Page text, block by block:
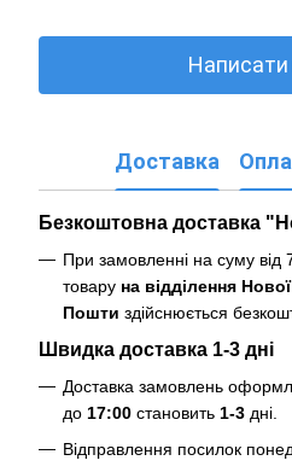
Написати
Доставка
Безкоштовна доставка
При замовленні на суму від
товару на відділення Нової
Пошти здійснюється
Швидка доставка 1-3 дні
Доставка замовлень
до 17:00 становить 1-3 дні.
Відправлення посилок